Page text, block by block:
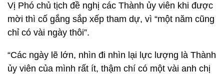
Vị Phó chủ tịch đề nghị các Thành ủy viên khi được
mời thì cố gắng sắp xếp tham dự, vì “một năm cũng
chỉ có vài ngày thôi”.
“Các ngày lẽ lớn, nhìn đi nhìn lại lực lượng là Thành
ủy viên của mình rất ít, thậm chí có một vài anh chị